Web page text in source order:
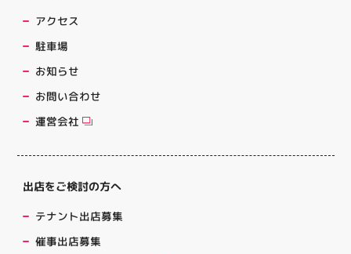
アクセス
駐車場
お知らせ
お問い合わせ
運営会社
出店をご検討の方へ
テナント出店募集
催事出店募集